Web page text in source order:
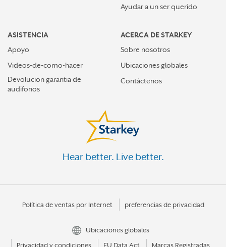
Ayudar a un ser querido
ASISTENCIA
Apoyo
Videos-de-como-hacer
Devolucion garantia de
audifonos
ACERCA DE STARKEY
Sobre nosotros
Ubicaciones globales
Contáctenos
Hear better. Live better.
Política de ventas por Internet preferencias de privacidad
Ubicaciones globales
Privacidad y condiciones
EU Data Act Marcas Registradas